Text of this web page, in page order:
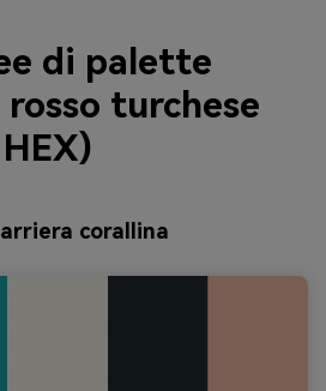
di palette
turchese
corallina